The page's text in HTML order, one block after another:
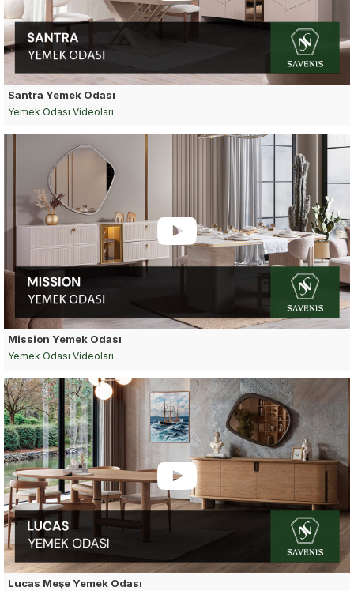
Santra Yemek Odası
Yemek Odası Videoları
Mission Yemek Odası
Yemek Odası Videoları
Lucas Meşe Yemek Odası